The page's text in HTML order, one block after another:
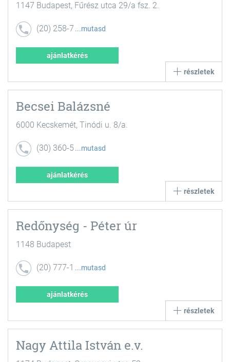
1147 Budapest, Fűrész utca 29/a fsz. 2.
(20) 258-7
mutasd
ajánlatkérés
részletek
Becsei Balázsné
6000 Kecskemét, Tinódi u. 8/a.
(30) 360-5
mutasd
ajánlatkérés
részletek
Redőnység - Péter úr
1148 Budapest
(20) 777-1
mutasd
ajánlatkérés
részletek
Nagy Attila István e.v.